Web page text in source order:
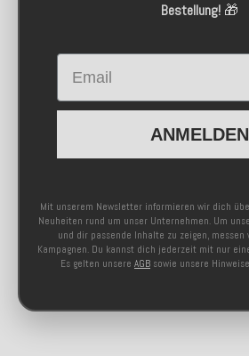
Bestellung!🎁
Email
ANMELDEN
Mit unserem Newsletter informieren wir dich
Neuheiten rund um unser Unternehmen. Um
und dir passende Inhalte zu zeigen, messen
Kampagnen. Du kannst dich jederzeit mit nur
Es gelten unsere AGB sowie unsere